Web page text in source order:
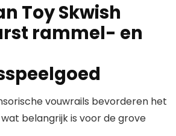
Toy Skwish
rammel- en
vouwrails bevorderen het
belangrijk is voor de grove